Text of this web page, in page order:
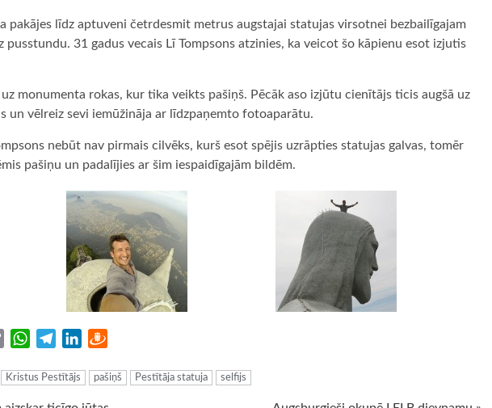
pakājes līdz aptuveni četrdesmit metrus augstajai statujas virsotnei bezbailīgajam
pusstundu. 31 gadus vecais Lī Tompsons atzinies, ka veicot šo kāpienu esot izjutis
monumenta rokas, kur tika veikts pašiņš. Pēcāk aso izjūtu cienītājs ticis augšā uz
un vēlreiz sevi iemūžināja ar līdzpaņemto fotoaparātu.
nebūt nav pirmais cilvēks, kurš esot spējis uzrāpties statujas galvas, tomēr
pašiņu un padalījies ar šim iespaidīgajām bildēm.
Copy
WhatsApp
TelegramLinkedIn
Kristus Pestītājs pašiņš Pestītāja statuja selfijs